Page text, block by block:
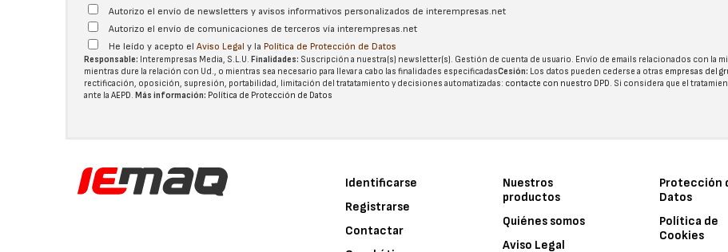
Autorizo el envío de newsletters y avisos informativos personalizados de interempresas.net
Autorizo el envío de comunicaciones de terceros vía interempresas.net
He leído y acepto elAviso Legal y la Política de Protección de Datos
Responsable: Interempresas Media, S.L.U.Finalidades: Suscripción a nuestra(s) newsletter(s). Gestión de cuenta de usuario. Envío de emails relacionados con la
mientras dure la relación con Ud., o mientras sea necesario para llevar a cabo las finalidades especificadasCesión: Los datos pueden cederse a otras empresas del
rectificación, oposición, supresión, portabilidad, limitación del tratatamiento y decisiones automatizadas: contacte con nuestro DPD. Si considera que el
ante laAEPD.Más información: Política de Protección de Datos
Identificarse
Registrarse
Contactar
Nuestros
productos
Quiénes somos
Aviso Legal
Protección
Datos
Política de
Cookies